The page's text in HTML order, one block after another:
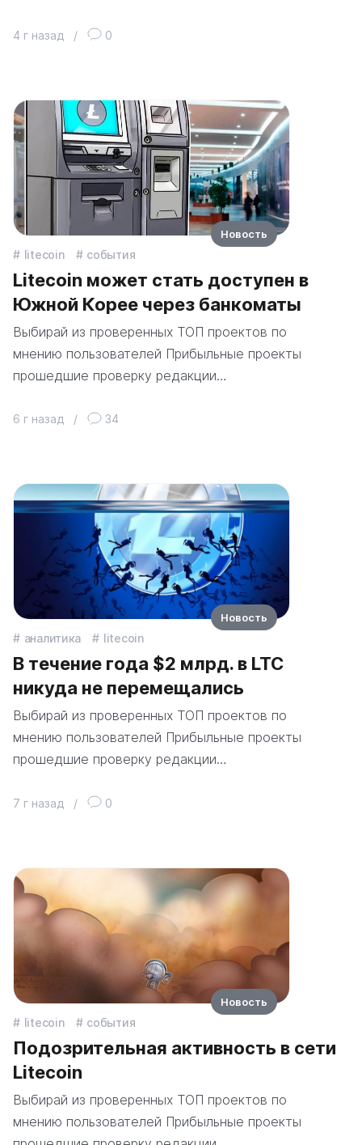
4 г назад / 0
litecoin события
Litecoin может стать доступен в
Южной Корее через банкоматы
Выбирай из проверенных ТОП проектов по
мнению пользователей Прибыльные проекты
прошедшие проверку редакции…
6 г назад / 34
Новость
аналитика litecoin
В течение года $2 млрд. в LTC
никуда не перемещались
Выбирай из проверенных ТОП проектов по
мнению пользователей Прибыльные проекты
прошедшие проверку редакции…
7 г назад / 0
Новость
litecoin события
Подозрительная активность в сети
Litecoin
Выбирай из проверенных ТОП проектов по
мнению пользователей Прибыльные проекты
Новость